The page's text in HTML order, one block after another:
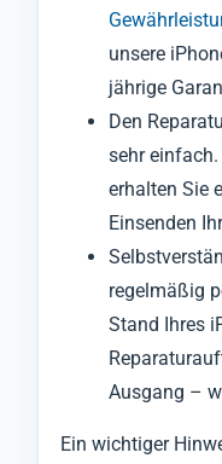
unsere
jährige
Den
sehr
erhalten Sie
Einsenden
regelmäßig
Stand Ihres
Ausgang –
Ein wichtiger